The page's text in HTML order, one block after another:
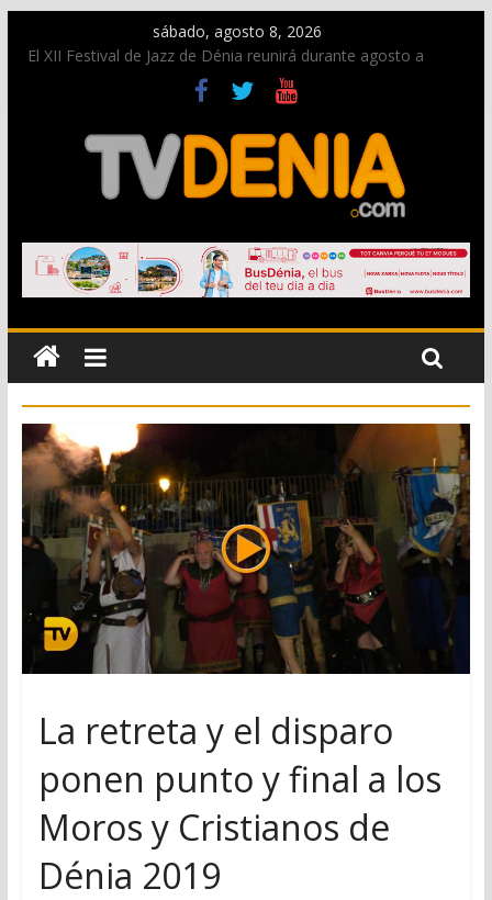
sábado, agosto 8, 2026
El XII Festival de Jazz de Dénia reunirá durante agosto a
figuras nacionales e internacionales en los Jardins de
Una nueva oportunidad para donar sangre en Cruz Roja
El bando moro protagonista en la Segunda Entraeta Festera
Paco Adsuar dona al Arxiu de Dénia más de 50.000 imágenes
La Entraeta Festera llena de ambiente la calle Marqués de
Campo con la recepción a la Capitanía Cristiana
La retreta y el disparo
ponen punto y final a los
Moros y Cristianos de
Dénia 2019